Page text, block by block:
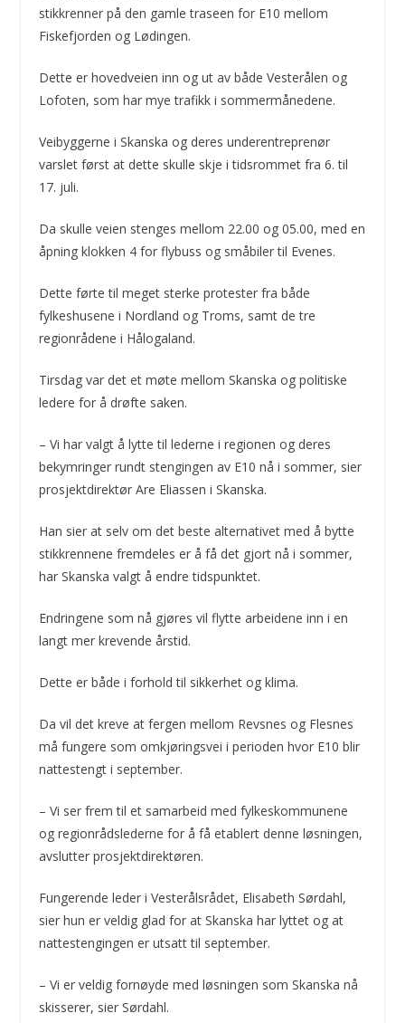
stikkrenner på den gamle traseen for E10 mellom
Fiskefjorden og Lødingen.
Dette er hovedveien inn og ut av både Vesterålen og
Lofoten, som har mye trafikk i sommermånedene.
Veibyggerne i Skanska og deres underentreprenør
varslet først at dette skulle skje i tidsrommet fra 6. til
17. juli.
Da skulle veien stenges mellom 22.00 og 05.00, med en
åpning klokken 4 for flybuss og småbiler til Evenes.
Dette førte til meget sterke protester fra både
fylkeshusene i Nordland og Troms, samt de tre
regionrådene i Hålogaland.
Tirsdag var det et møte mellom Skanska og politiske
ledere for å drøfte saken.
– Vi har valgt å lytte til lederne i regionen og deres
bekymringer rundt stengingen av E10 nå i sommer, sier
prosjektdirektør Are Eliassen i Skanska.
Han sier at selv om det beste alternativet med å bytte
stikkrennene fremdeles er å få det gjort nå i sommer,
har Skanska valgt å endre tidspunktet.
Endringene som nå gjøres vil flytte arbeidene inn i en
langt mer krevende årstid.
Dette er både i forhold til sikkerhet og klima.
Da vil det kreve at fergen mellom Revsnes og Flesnes
må fungere som omkjøringsvei i perioden hvor E10 blir
nattestengt i september.
– Vi ser frem til et samarbeid med fylkeskommunene
og regionrådslederne for å få etablert denne løsningen,
avslutter prosjektdirektøren.
Fungerende leder i Vesterålsrådet, Elisabeth Sørdahl,
sier hun er veldig glad for at Skanska har lyttet og at
nattestengingen er utsatt til september.
– Vi er veldig fornøyde med løsningen som Skanska nå
skisserer, sier Sørdahl.